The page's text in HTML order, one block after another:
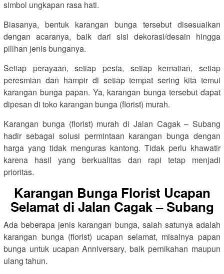
simbol ungkapan rasa hati.
Biasanya, bentuk karangan bunga tersebut disesuaikan
dengan acaranya, baik dari sisi dekorasi/desain hingga
pilihan jenis bunganya.
Setiap perayaan, setiap pesta, setiap kematian, setiap
peresmian dan hampir di setiap tempat sering kita temui
karangan bunga papan. Ya, karangan bunga tersebut dapat
dipesan di toko karangan bunga (florist) murah.
Karangan bunga (florist) murah di Jalan Cagak – Subang
hadir sebagai solusi permintaan karangan bunga dengan
harga yang tidak menguras kantong. Tidak perlu khawatir
karena hasil yang berkualitas dan rapi tetap menjadi
prioritas.
Karangan Bunga Florist Ucapan
Selamat di Jalan Cagak – Subang
Ada beberapa jenis karangan bunga, salah satunya adalah
karangan bunga (florist) ucapan selamat, misalnya papan
bunga untuk ucapan Anniversary, baik pernikahan maupun
ulang tahun.